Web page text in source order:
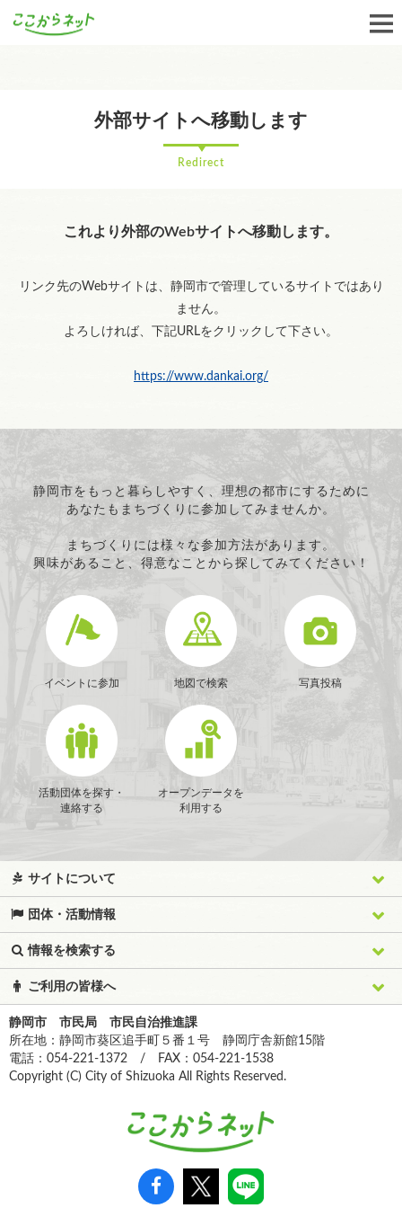
外部サイトへ移動します
Redirect
これより外部のWebサイトへ移動します。
リンク先のWebサイトは、静岡市で管理しているサイトではあり
ません。
よろしければ、下記URLをクリックして下さい。
https://www.dankai.org/
静岡市をもっと暮らしやすく、理想の都市にするために
あなたもまちづくりに参加してみませんか。
まちづくりには様々な参加方法があります。
興味があること、得意なことから探してみてください！
イベントに参加 地図で検索 写真投稿
活動団体を探す・
連絡する
オープンデータを
利用する
サイトについて
団体・活動情報
情報を検索する
ご利用の皆様へ
静岡市 市民局 市民自治推進課
所在地：静岡市葵区追手町５番１号 静岡庁舎新館15階
電話：054-221-1372 / FAX：054-221-1538
Copyright (C) City of Shizuoka All Rights Reserved.